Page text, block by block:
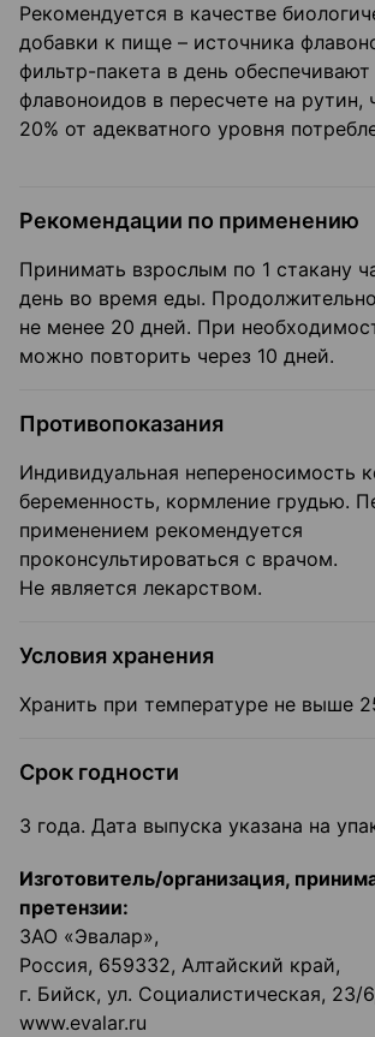
Рекомендуется в качестве
добавки к пище – источника
фильтр-пакета в день
флавоноидов в пересчете на рутин,
20% от адекватного уровня
Рекомендации по применению
Принимать взрослым по 1 стакану
день во время еды.
не менее 20 дней. При
можно повторить через 10 дней.
Противопоказания
Индивидуальная непереносимость
беременность, кормление грудью.
применением рекомендуется
проконсультироваться с врачом.
Не является лекарством.
Условия хранения
Хранить при температуре не выше
Срок годности
3 года. Дата выпуска указана на
Изготовитель/организация,
претензии:
ЗАО «Эвалар»,
Россия, 659332, Алтайский край,
г. Бийск, ул. Социалистическая, 23/
www.evalar.ru